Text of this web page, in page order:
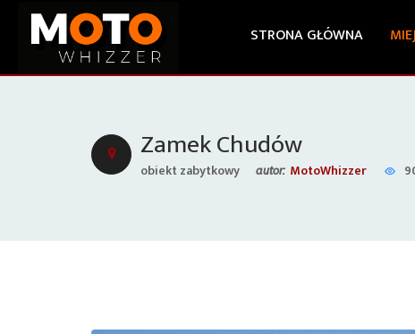
STRONA GŁÓWNA
Zamek Chudów
obiekt zabytkowy autor: MotoWhizzer